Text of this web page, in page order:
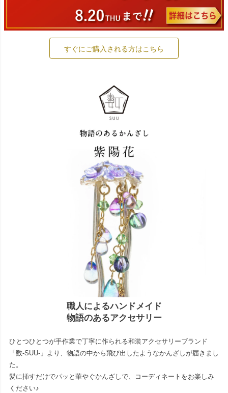
すぐにご購入される方はこちら
職人によるハンドメイド
物語のあるアクセサリー
ひとつひとつが手作業で丁寧に作られる和装アクセサリーブランド
「数-SUU-」より、物語の中から飛び出したようなかんざしが届きまし
た。
髪に挿すだけでパッと華やぐかんざしで、コーディネートをお楽しみ
ください♪